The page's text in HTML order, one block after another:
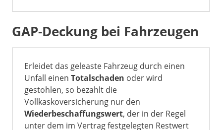
GAP-Deckung bei Fahrzeugen
Erleidet das geleaste Fahrzeug durch einen
Unfall einen Totalschaden oder wird
gestohlen, so bezahlt die
Vollkaskoversicherung nur den
Wiederbeschaffungswert, der in der Regel
unter dem im Vertrag festgelegten Restwert